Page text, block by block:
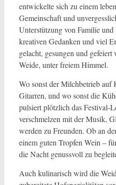
entwickelte sich zu einem
Gemeinschaft und
Unterstützung von Familie und
kreativen Gedanken und viel
gelacht, gesungen und
Weide, unter freiem Himmel.
Wo sonst der Milchbetrieb auf
Gitarren, und wo sonst die
pulsiert plötzlich das Festival-
verschmelzen mit der Musik,
werden zu Freunden. Ob an
einem guten Tropfen Wein –
die Nacht genussvoll zu
Auch kulinarisch wird die